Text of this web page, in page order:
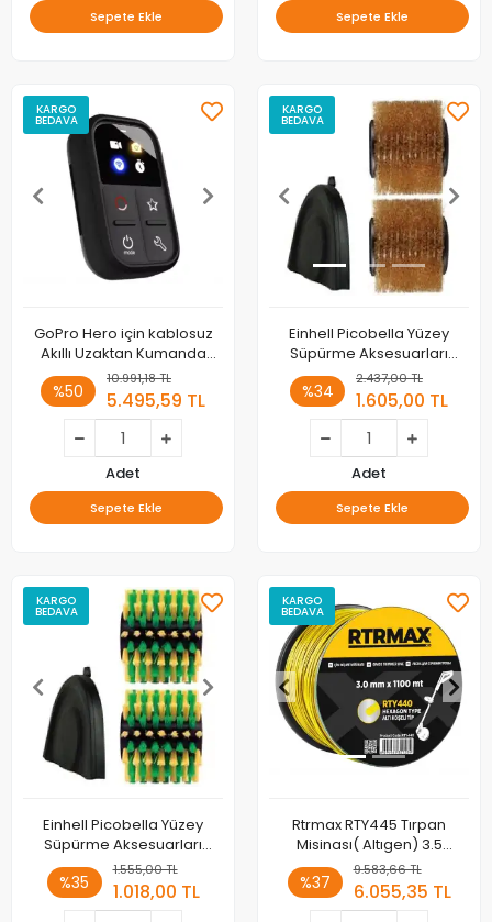
Sepete Ekle Sepete Ekle
KARGO
BEDAVA
GoPro Hero için kablosuz
Akıllı Uzaktan Kumanda
12/11/10/9/8/Max LED Renkli
Ekran Pil 50 M Kontrol Bilek
Kayışı USB kablosu
%50
10.991,18 TL
5.495,59 TL
Adet
Sepete Ekle
KARGO
BEDAVA
Einhell Picobella Yüzey
Süpürme Aksesuarları
Brush ULTRA (Stone)
%34
2.437,00 TL
1.605,00 TL
Adet
Sepete Ekle
KARGO
BEDAVA
Einhell Picobella Yüzey
Süpürme Aksesuarları
Brush SOFT (wood, artif. turf)
%35
1.555,00 TL
1.018,00 TL
KARGO
BEDAVA
Rtrmax RTY445 Tırpan
Misinası( Altıgen) 3.5
MM*825M
%37
9.583,66 TL
6.055,35 TL